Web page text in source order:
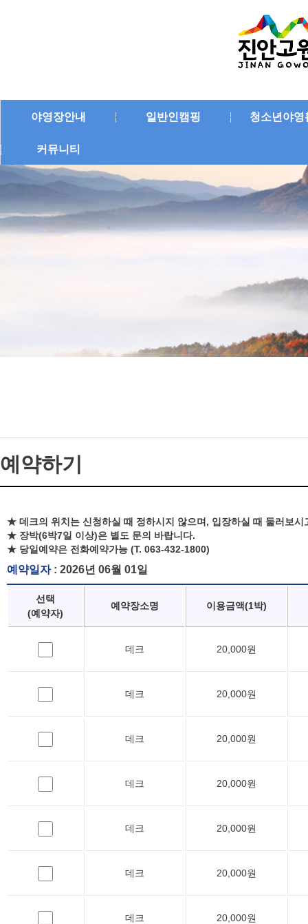
야영장안내 일반인캠핑 청소년야영
커뮤니티
예약하기
★ 데크의 위치는 신청하실 때 정하시지 않으며, 입장하실 때 둘러보시
★ 장박(6박7일 이상)은 별도 문의 바랍니다.
★ 당일예약은 전화예약가능 (T. 063-432-1800)
예약일자: 2026년 06월 01일
선택
(예약자)
예약장소명 이용금액(1박)
데크 20,000원
데크 20,000원
데크 20,000원
데크 20,000원
데크 20,000원
데크 20,000원
데크 20,000원